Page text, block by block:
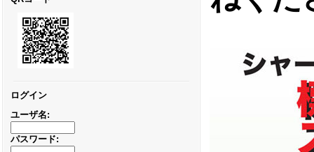
ログイン
ユーザ名:
パスワード: